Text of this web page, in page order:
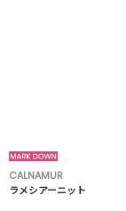
CALNAMUR
ラメシアーニット